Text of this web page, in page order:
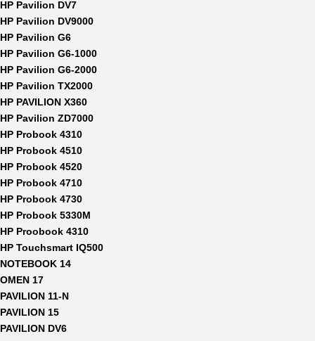
HP Pavilion DV7
HP Pavilion DV9000
HP Pavilion G6
HP Pavilion G6-1000
HP Pavilion G6-2000
HP Pavilion TX2000
HP PAVILION X360
HP Pavilion ZD7000
HP Probook 4310
HP Probook 4510
HP Probook 4520
HP Probook 4710
HP Probook 4730
HP Probook 5330M
HP Proobook 4310
HP Touchsmart IQ500
NOTEBOOK 14
OMEN 17
PAVILION 11-N
PAVILION 15
PAVILION DV6